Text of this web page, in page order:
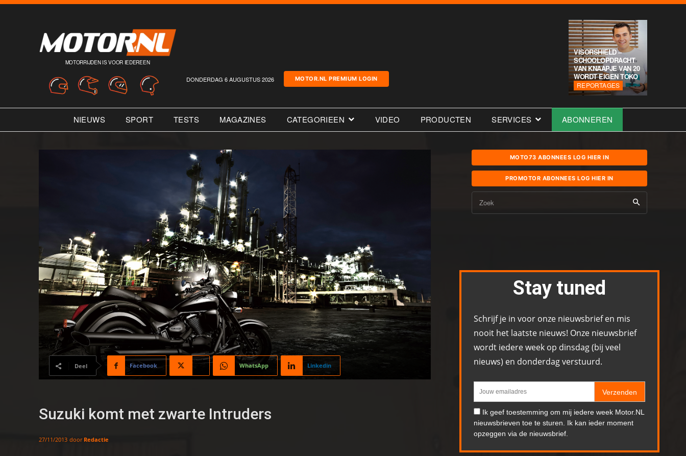
MOTORRIJDEN IS VOOR IEDEREEN
DONDERDAG 6 AUGUSTUS 2026 MOTOR.NL PREMIUM LOGIN
VISORSHIELD –
SCHOOLOPDRACHT
VAN KNAAPJE VAN 20
WORDT EIGEN TOKO
REPORTAGES
NIEUWS SPORT TESTS MAGAZINES CATEGORIEEN VIDEO PRODUCTEN SERVICES ABONNEREN
Deel Facebook X WhatsApp Linkedin
Suzuki komt met zwarte Intruders
27/11/2013 door Redactie
MOTO73 ABONNEES LOG HIER IN
PROMOTOR ABONNEES LOG HIER IN
Zoek
Stay tuned
Schrijf je in voor onze nieuwsbrief en mis
nooit het laatste nieuws! Onze nieuwsbrief
wordt iedere week op dinsdag (bij veel
nieuws) en donderdag verstuurd.
Verzenden
Ik geef toestemming om mij iedere week Motor.NL
nieuwsbrieven toe te sturen. Ik kan ieder moment
opzeggen via de nieuwsbrief.